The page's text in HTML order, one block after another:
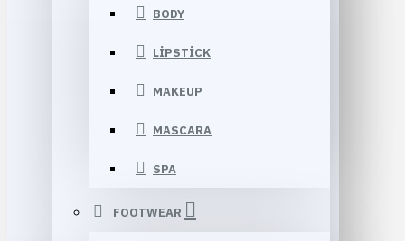
BODY
LIPSTICK
MAKEUP
MASCARA
SPA
FOOTWEAR